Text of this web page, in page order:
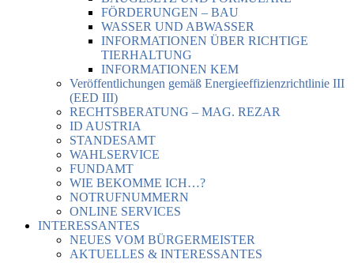
FÖRDERUNGEN – BAU
WASSER UND ABWASSER
INFORMATIONEN ÜBER RICHTIGE
TIERHALTUNG
INFORMATIONEN KEM
Veröffentlichungen gemäß Energieeffizienzrichtlinie III
(EED III)
RECHTSBERATUNG – MAG. REZAR
ID AUSTRIA
STANDESAMT
WAHLSERVICE
FUNDAMT
WIE BEKOMME ICH…?
NOTRUFNUMMERN
ONLINE SERVICES
INTERESSANTES
NEUES VOM BÜRGERMEISTER
AKTUELLES & INTERESSANTES